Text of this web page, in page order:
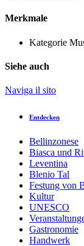
Merkmale
Kategorie
Siehe auch
Naviga il sito
Entdecken
Bellinzonese
Biasca und
Leventina
Blenio Tal
Festung von
Kultur
UNESCO
Gastronomie
Handwerk